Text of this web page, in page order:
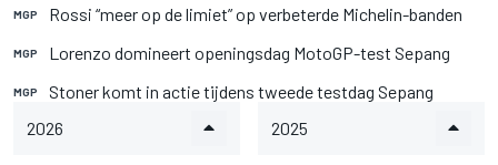
MGP Rossi “meer op de limiet” op verbeterde Michelin-banden
MGP Lorenzo domineert openingsdag MotoGP-test Sepang
MGP
Stoner komt in actie tijdens tweede testdag Sepang
2026
2025